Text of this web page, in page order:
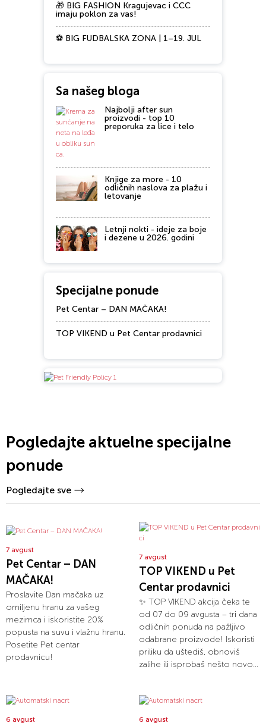
🎁 BIG FASHION Kragujevac i CCC
imaju poklon za vas!
⚽ BIG FUDBALSKA ZONA | 1–19. JUL
Sa našeg bloga
Najbolji after sun
proizvodi - top 10
preporuka za lice i telo
Knjige za more - 10
odličnih naslova za plažu i
letovanje
Letnji nokti - ideje za boje
i dezene u 2026. godini
Specijalne ponude
Pet Centar – DAN MAČAKA!
TOP VIKEND u Pet Centar prodavnici
Pogledajte aktuelne specijalne
ponude
Pogledajte sve
7 avgust
Pet Centar – DAN
MAČAKA!
Proslavite Dan mačaka uz
omiljenu hranu za vašeg
mezimca i iskoristite 20%
popusta na suvu i vlažnu hranu.
Posetite Pet centar
prodavnicu!
7 avgust
TOP VIKEND u Pet
Centar prodavnici
✨ TOP VIKEND akcija čeka te
od 07 do 09 avgusta – tri dana
odličnih ponuda na pažljivo
odabrane proizvode! Iskoristi
priliku da uštediš, obnoviš
zalihe ili isprobaš nešto novo...
6 avgust 6 avgust